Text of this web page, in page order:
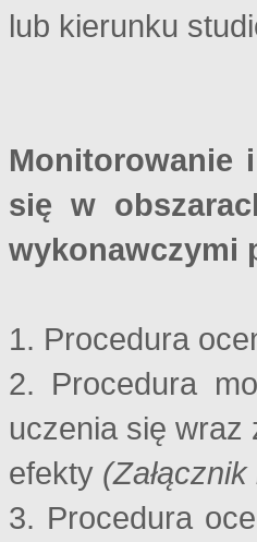
lub kierunku
Monitorowanie
się w
wykonawczymi
1. Procedura
2. Procedura
uczenia się wraz
efekty
3. Procedura